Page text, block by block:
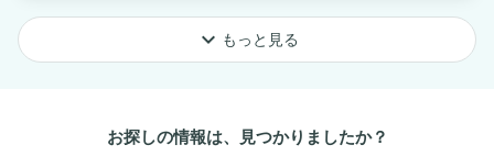
keyboard_arrow_down もっと見る
お探しの情報は、見つかりましたか？